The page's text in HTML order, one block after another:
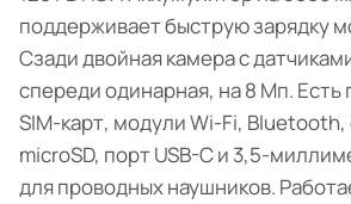
поддерживает быструю зарядку
Сзади двойная камера с
спереди одинарная, на 8 Мп. Есть
SIM-карт, модули Wi-Fi, Bluetooth,
microSD, порт USB-C и 3,5-
для проводных наушников.